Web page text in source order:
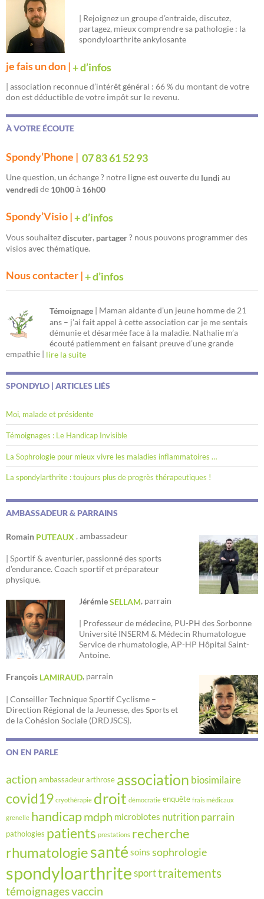
| Rejoignez un groupe d’entraide, discutez,
partagez, mieux comprendre sa pathologie : la
spondyloarthrite ankylosante
je fais un don |+ d’infos
| association reconnue d’intérêt général : 66 % du montant de votre
don est déductible de votre impôt sur le revenu.
À VOTRE ÉCOUTE
Spondy’Phone | 07 83 61 52 93
Une question, un échange ? notre ligne est ouverte du lundi au
vendredi de 10h00à 16h00
Spondy’Visio |+ d’infos
Vous souhaitezdiscuter, partager? nous pouvons programmer des
visios avec thématique.
Nous contacter |+ d’infos
Témoignage | Maman aidante d’un jeune homme de 21
ans – j’ai fait appel à cette association car je me sentais
démunie et désarmée face à la maladie. Nathalie m’a
écouté patiemment en faisant preuve d’une grande
empathie | lire la suite
SPONDYLO | ARTICLES LIÉS
Moi, malade et présidente
Témoignages : Le Handicap Invisible
La Sophrologie pour mieux vivre les maladies inflammatoires …
La spondylarthrite : toujours plus de progrès thérapeutiques !
AMBASSADEUR & PARRAINS
Romain PUTEAUX , ambassadeur
| Sportif & aventurier, passionné des sports
d’endurance. Coach sportif et préparateur
physique.
JérémieSELLAM, parrain
| Professeur de médecine, PU-PH des Sorbonne
Université INSERM & Médecin Rhumatologue
Service de rhumatologie, AP-HP Hôpital Saint-
Antoine.
François LAMIRAUD, parrain
| Conseiller Technique Sportif Cyclisme –
Direction Régional de la Jeunesse, des Sports et
de la Cohésion Sociale (DRDJSCS).
ON EN PARLE
action ambassadeurarthrose association biosimilaire
covid19 cryothérapie droit démocratie enquête frais médicaux
grenelle handicapmdph microbiotes nutritionparrain
pathologies patients prestations recherche
rhumatologiesanté soins sophrologie
spondyloarthritesporttraitements
témoignagesvaccin